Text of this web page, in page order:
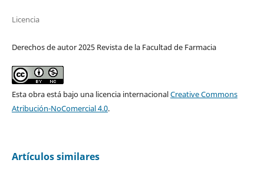
Licencia
Derechos de autor 2025 Revista de la Facultad de Farmacia
Esta obra está bajo una licencia internacionalCreative Commons
Atribución-NoComercial 4.0.
Artículos similares